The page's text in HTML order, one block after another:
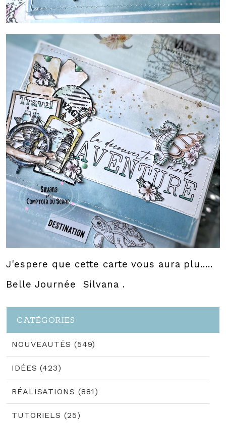
J'espere que cette carte vous aura plu.....
Belle Journée Silvana .
CATÉGORIES
NOUVEAUTÉS (549)
IDÉES (423)
RÉALISATIONS (881)
TUTORIELS (25)